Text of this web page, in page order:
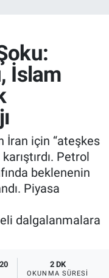
İslam
İran için “ateşkes
Petrol
beklenenin
Piyasa
dalgalanmalara
2 DK
OKUNMA SÜRESI